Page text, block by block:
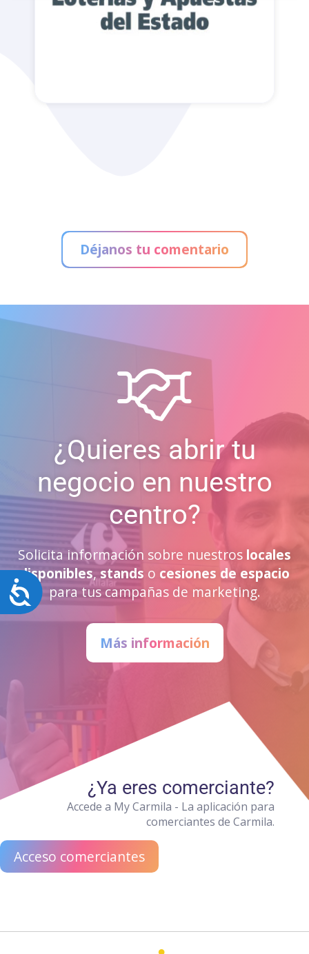
Accesibilidad
Déjanos tu comentario
¿Quieres abrir tu
negocio en nuestro
centro?
Solicita información sobre nuestros locales
disponibles, stands o cesiones de espacio
para tus campañas de marketing.
Más información
¿Ya eres comerciante?
Accede a My Carmila - La aplicación para
comerciantes de Carmila.
Acceso comerciantes